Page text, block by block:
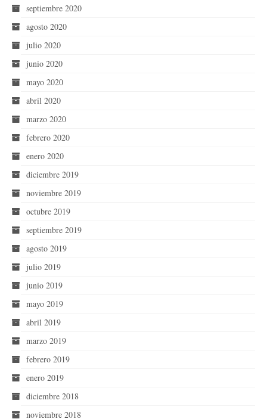
septiembre 2020
agosto 2020
julio 2020
junio 2020
mayo 2020
abril 2020
marzo 2020
febrero 2020
enero 2020
diciembre 2019
noviembre 2019
octubre 2019
septiembre 2019
agosto 2019
julio 2019
junio 2019
mayo 2019
abril 2019
marzo 2019
febrero 2019
enero 2019
diciembre 2018
noviembre 2018